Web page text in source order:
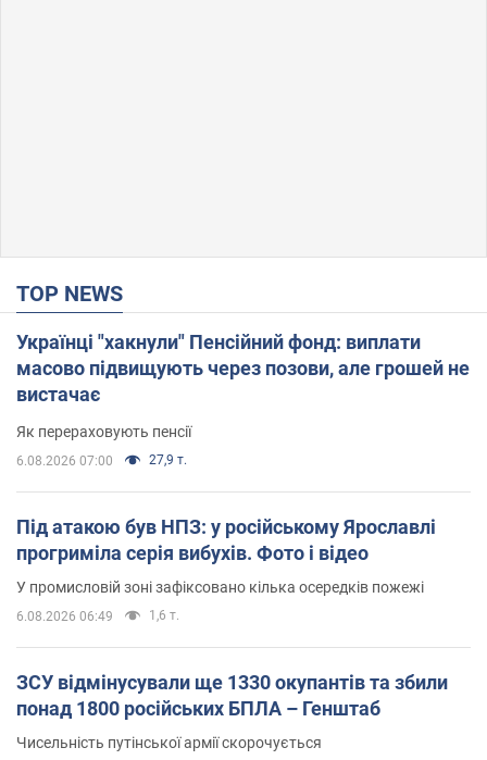
TOP NEWS
Українці "хакнули" Пенсійний фонд: виплати
масово підвищують через позови, але грошей не
вистачає
Як перераховують пенсії
6.08.2026 07:00 27,9 т.
Під атакою був НПЗ: у російському Ярославлі
прогриміла серія вибухів. Фото і відео
У промисловій зоні зафіксовано кілька осередків пожежі
6.08.2026 06:49 1,6 т.
ЗСУ відмінусували ще 1330 окупантів та збили
понад 1800 російських БПЛА – Генштаб
Чисельність путінської армії скорочується